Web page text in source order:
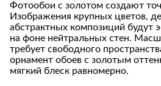
Фотообои с золотом создают
Изображения крупных цветов,
абстрактных композиций будут
на фоне нейтральных стен.
требует свободного
орнамент обоев с золотым
мягкий блеск равномерно.